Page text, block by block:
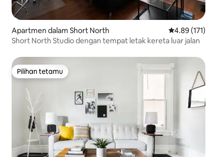
Apartmen dalam Short North Penarafan
4.89 (171)
Short North Studio dengan tempat letak kereta luar jalan
Pilihan tetamu
Pilihan tetamu